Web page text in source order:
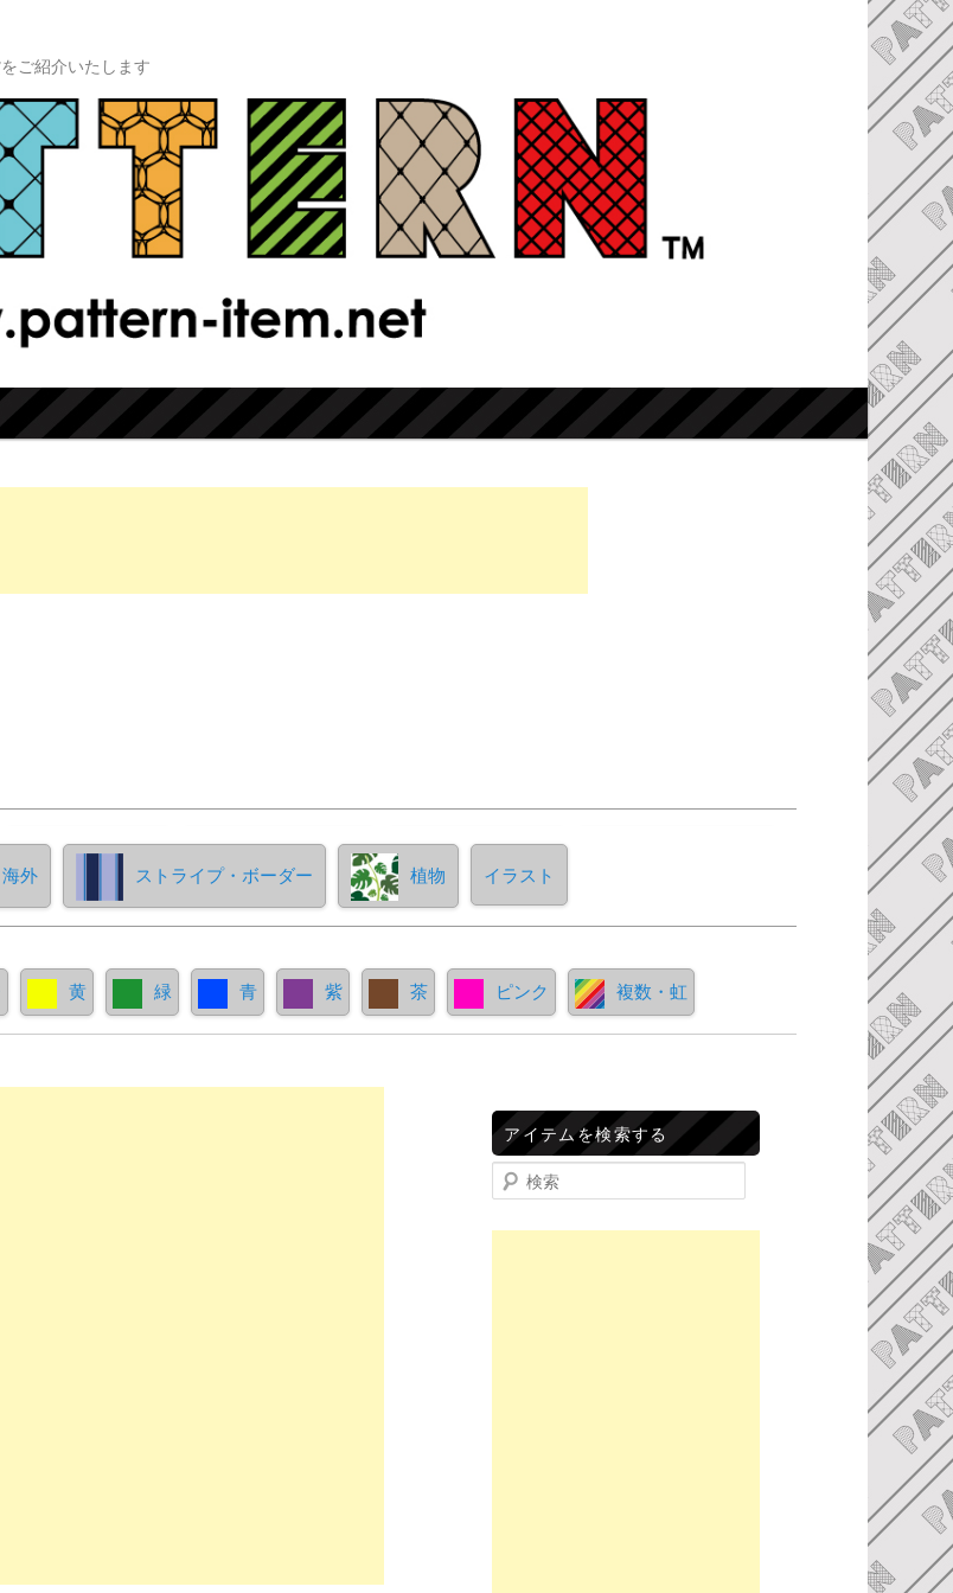
ご紹介いたします
外 ストライプ・ボーダー 植物 イラスト
黄 緑 青 紫 茶 ピンク 複数・虹
アイテムを検索する
検索